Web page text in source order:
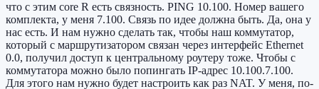
что с этим core R есть связность. PING 10.100. Номер вашего
комплекта, у меня 7.100. Связь по идее должна быть. Да, она у
нас есть. И нам нужно сделать так, чтобы наш коммутатор,
который с маршрутизатором связан через интерфейс Ethernet
0.0, получил доступ к центральному роутеру тоже. Чтобы с
коммутатора можно было попингать IP-адрес 10.100.7.100.
Для этого нам нужно будет настроить как раз NAT. У меня, по-